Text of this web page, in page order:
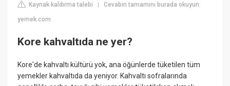
Kaynak kaldırma talebi |Cevabın tamamını burada okuyun:
yemek.com
Kore kahvaltıda ne yer?
Kore'de kahvaltı kültürü yok, ana öğünlerde tüketilen tüm
yemekler kahvaltıda da yeniyor. Kahvaltı sofralarında